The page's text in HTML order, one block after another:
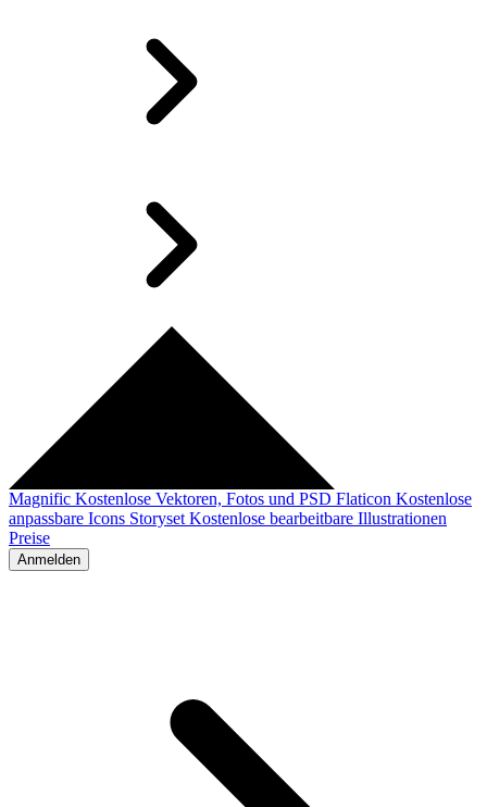
Magnific Kostenlose Vektoren, Fotos und PSD Flaticon Kostenlose
anpassbare Icons Storyset Kostenlose bearbeitbare Illustrationen
Preise
Anmelden